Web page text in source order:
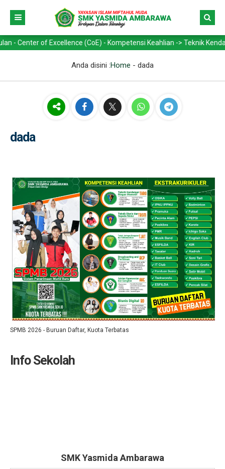
Center of Excellence (CoE) - Kompetensi Keahlian -> Teknik
Anda disini :Home - dada
dada
SPMB 2026 - Buruan Daftar, Kuota Terbatas
Info Sekolah
SMK Yasmida Ambarawa